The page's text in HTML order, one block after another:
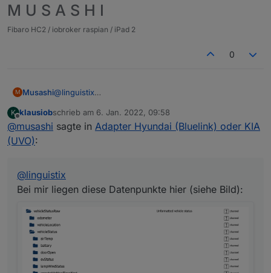
M U S A S H I
Fibaro HC2 / iobroker raspian / iPad 2
0
M Musashi@linguistix
K klausiobschrieb am 6. Jan. 2022, 09:58
zuletzt editiert von
@musashi sagte in Adapter Hyundai (Bluelink) oder KIA
(UVO):
@linguistix
Bei mir liegen diese Datenpunkte hier (siehe Bild):